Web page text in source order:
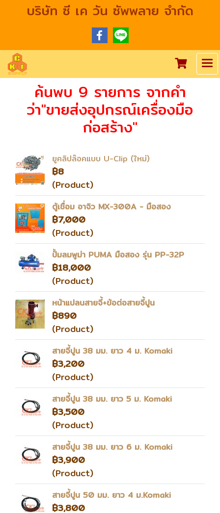
บริษัท ซี เค วัน ซัพพลาย จำกัด
ค้นพบ 9 รายการ จากคำ
ว่า"ขายส่งอุปกรณ์เครื่องมือ
ก่อสร้าง"
ยูคลิปล๊อคแบบ U-Clip (ใหม่)
฿8
(Product)
ตู้เชื่อม อาจิว MX-300A - มือสอง
฿7,000
(Product)
ปั้มลมพูม่า PUMA มือสอง รุ่น PP-32P
฿18,000
(Product)
หน้าแปลนสายจี้+ข้อต่อสายจี้ปูน
฿890
(Product)
สายจี้ปูน 38 มม. ยาว 4 ม. Komaki
฿3,200
(Product)
สายจี้ปูน 38 มม. ยาว 5 ม. Komaki
฿3,500
(Product)
สายจี้ปูน 38 มม. ยาว 6 ม. Komaki
฿3,900
(Product)
สายจี้ปูน 50 มม. ยาว 4 ม.Komaki
฿3,800